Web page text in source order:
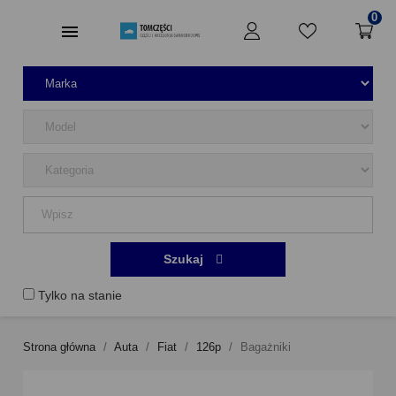
0
Tylko na stanie
Szukaj
Strona główna Auta Fiat 126p Bagażniki